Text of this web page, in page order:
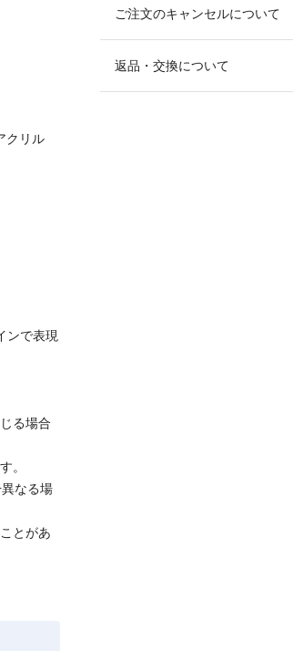
ご注文のキャンセルについて
返品・交換について
クリル
ンで表現
る場合
。
なる場
とがあ